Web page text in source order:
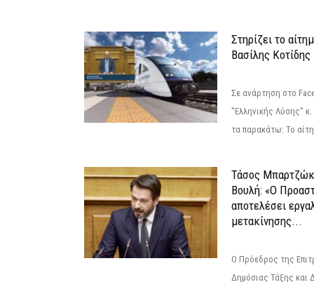
Στηρίζει το
Βασίλης Κοτίδης
Σε ανάρτηση στο
"Ελληνικής Λύσης"
τα παρακάτω: Το
Τάσος
Βουλή: «Ο
αποτελέσει
μετακίνησης...
Ο Πρόεδρος της
Δημόσιας Τάξης και